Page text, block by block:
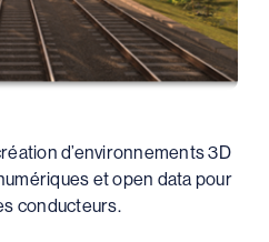
d’environnements 3D
et open data pour
conducteurs.